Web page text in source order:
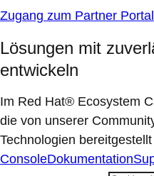
Zugang zum Partner Portal
Lösungen mit
entwickeln
Im Red Hat® Ecosystem
die von unserer
Technologien
ConsoleDokumentation